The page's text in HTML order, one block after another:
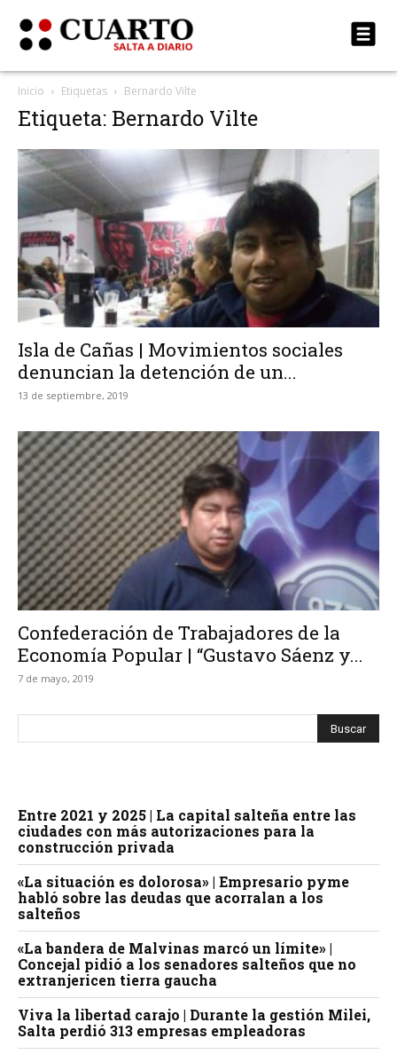
Inicio Etiquetas Bernardo Vilte
Etiqueta: Bernardo Vilte
Isla de Cañas | Movimientos sociales
denuncian la detención de un...
13 de septiembre, 2019
Confederación de Trabajadores de la
Economía Popular | “Gustavo Sáenz y...
7 de mayo, 2019
Entre 2021 y 2025 | La capital salteña entre las
ciudades con más autorizaciones para la
construcción privada
«La situación es dolorosa» | Empresario pyme
habló sobre las deudas que acorralan a los
salteños
«La bandera de Malvinas marcó un límite» |
Concejal pidió a los senadores salteños que no
extranjericen tierra gaucha
Viva la libertad carajo | Durante la gestión Milei,
Salta perdió 313 empresas empleadoras